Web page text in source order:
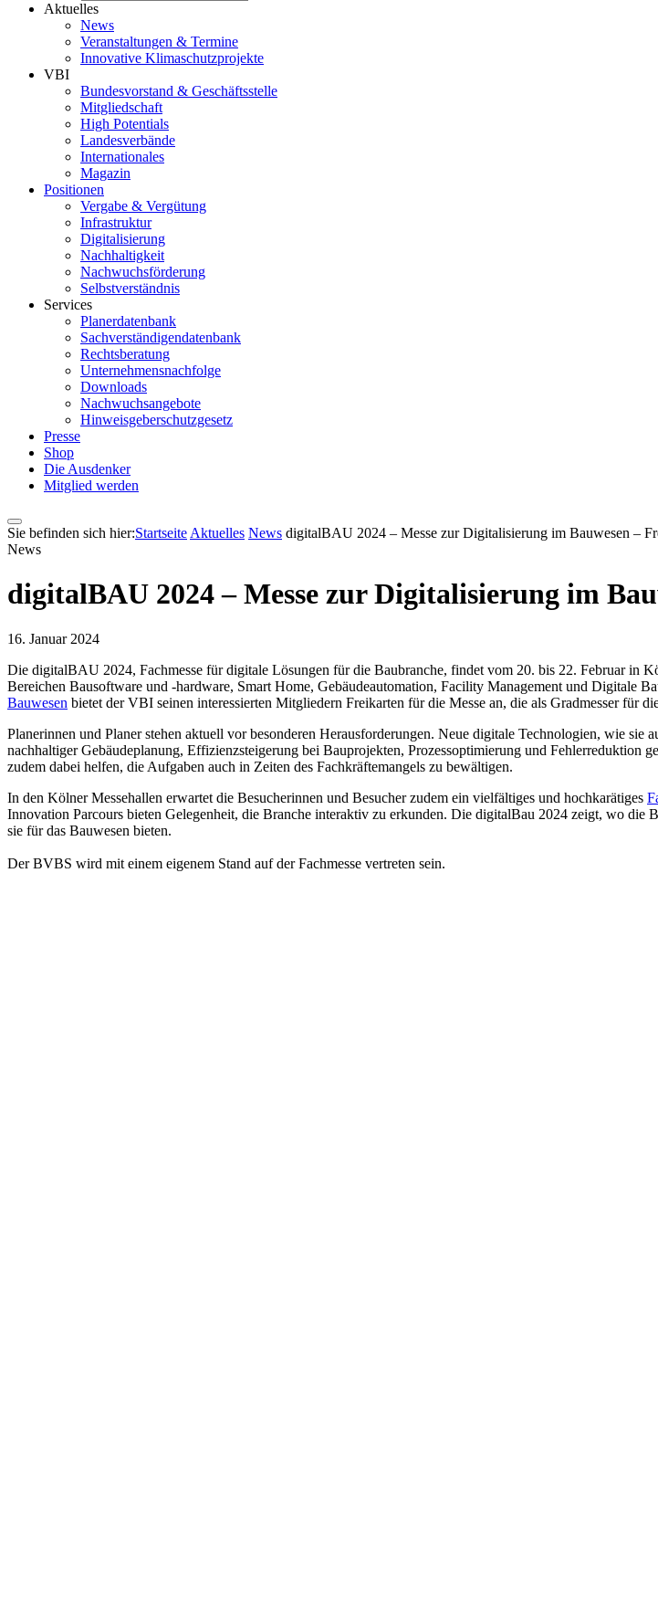
Aktuelles
News
Veranstaltungen & Termine
Innovative Klimaschutzprojekte
VBI
Bundesvorstand & Geschäftsstelle
Mitgliedschaft
High Potentials
Landesverbände
Internationales
Magazin
Positionen
Vergabe & Vergütung
Infrastruktur
Digitalisierung
Nachhaltigkeit
Nachwuchsförderung
Selbstverständnis
Services
Planerdatenbank
Sachverständigendatenbank
Rechtsberatung
Unternehmensnachfolge
Downloads
Nachwuchsangebote
Hinweisgeberschutzgesetz
Presse
Shop
Die Ausdenker
Mitglied werden
Sie befinden sich hier:Startseite Aktuelles News digitalBAU 2024 – Messe zur Digitalisierung im Bauwesen –
News
digitalBAU 2024 – Messe zur Digitalisierung im
16. Januar 2024
Die digitalBAU 2024, Fachmesse für digitale Lösungen für die Baubranche, findet vom 20. bis 22. Februar in
Bereichen Bausoftware und -hardware, Smart Home, Gebäudeautomation, Facility Management und Digitale
Bauwesen bietet der VBI seinen interessierten Mitgliedern Freikarten für die Messe an, die als Gradmesser für
Planerinnen und Planer stehen aktuell vor besonderen Herausforderungen. Neue digitale Technologien, wie
nachhaltiger Gebäudeplanung, Effizienzsteigerung bei Bauprojekten, Prozessoptimierung und Fehlerreduktion
zudem dabei helfen, die Aufgaben auch in Zeiten des Fachkräftemangels zu bewältigen.
In den Kölner Messehallen erwartet die Besucherinnen und Besucher zudem ein vielfältiges und hochkarätiges
Innovation Parcours bieten Gelegenheit, die Branche interaktiv zu erkunden. Die digitalBau 2024 zeigt, wo die
sie für das Bauwesen bieten.
Der BVBS wird mit einem eigenem Stand auf der Fachmesse vertreten sein.